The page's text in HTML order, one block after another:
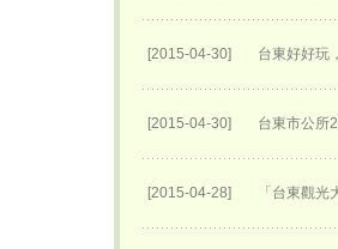
[2015-04-30] 台東好好玩
[2015-04-30] 台東市公所
[2015-04-28] 「台東觀